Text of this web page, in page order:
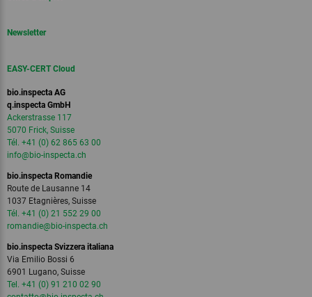
Newsletter
EASY-CERT Cloud
bio.inspecta AG
q.inspecta GmbH
Ackerstrasse 117
5070 Frick, Suisse
Tél. +41 (0) 62 865 63 00
info@bio-inspecta.ch
bio.inspecta Romandie
Route de Lausanne 14
1037 Etagnières, Suisse
Tél. +41 (0) 21 552 29 00
romandie@bio-inspecta.ch
bio.inspecta Svizzera italiana
Via Emilio Bossi 6
6901 Lugano, Suisse
Tel. +41 (0) 91 210 02 90